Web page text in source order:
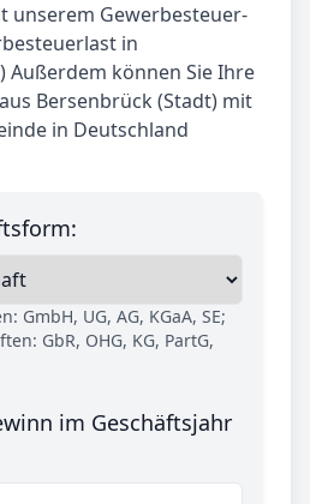
unserem Gewerbesteuer-
in
Außerdem können Sie Ihre
Bersenbrück (Stadt) mit
in Deutschland
GmbH, UG, AG, KGaA, SE;
GbR, OHG, KG, PartG,
im Geschäftsjahr